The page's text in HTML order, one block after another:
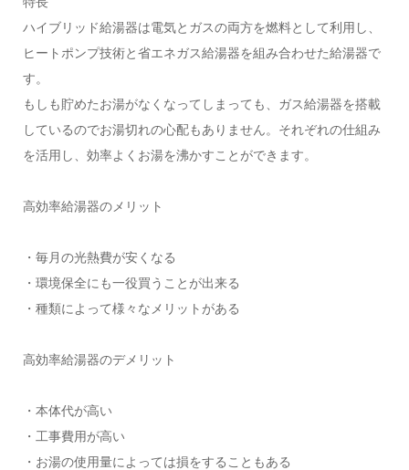
ハイブリッド給湯器は電気とガスの両方を燃料として利用し、
ヒートポンプ技術と省エネガス給湯器を組み合わせた給湯器で
す。
もしも貯めたお湯がなくなってしまっても、ガス給湯器を搭載
しているのでお湯切れの心配もありません。それぞれの仕組み
を活用し、効率よくお湯を沸かすことができます。
高効率給湯器のメリット
・毎月の光熱費が安くなる
・環境保全にも一役買うことが出来る
・種類によって様々なメリットがある
高効率給湯器のデメリット
・本体代が高い
・工事費用が高い
・お湯の使用量によっては損をすることもある